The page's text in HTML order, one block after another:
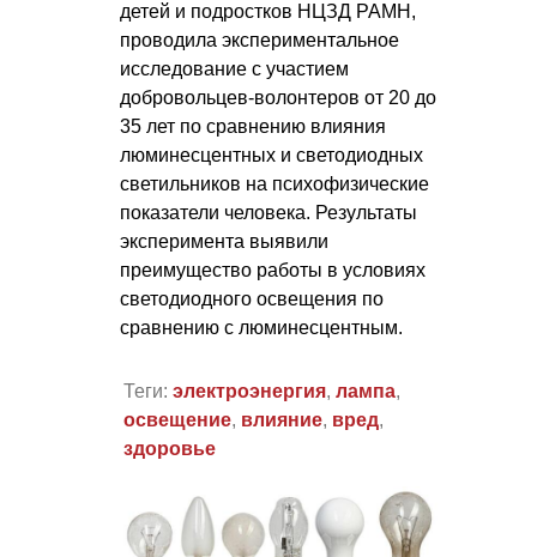
детей и подростков НЦЗД РАМН,
проводила экспериментальное
исследование с участием
добровольцев-волонтеров от 20 до
35 лет по сравнению влияния
люминесцентных и светодиодных
светильников на психофизические
показатели человека. Результаты
эксперимента выявили
преимущество работы в условиях
светодиодного освещения по
сравнению с люминесцентным.
Теги: электроэнергия, лампа,
освещение, влияние, вред,
здоровье